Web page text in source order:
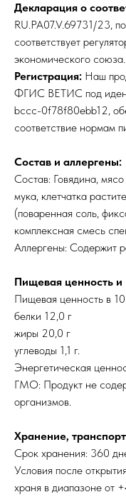
Декларация о
RU.PA07.V.69731/23,
соответствует
экономического союза.
Регистрация: Наш
ФГИС ВЕТИС под
bccc-0f78f80ebb12,
соответствие нормам
Состав и аллергены:
Состав: Говядина,
мука, клетчатка
(поваренная соль,
комплексная смесь
Аллергены: Содержит
Пищевая ценность
Пищевая ценность в
белки 12,0 г
жиры 20,0 г
углеводы 1,1 г.
Энергетическая
ГМО: Продукт не
организмов.
Хранение,
Срок хранения: 360
Условия после
храня в диапазоне от